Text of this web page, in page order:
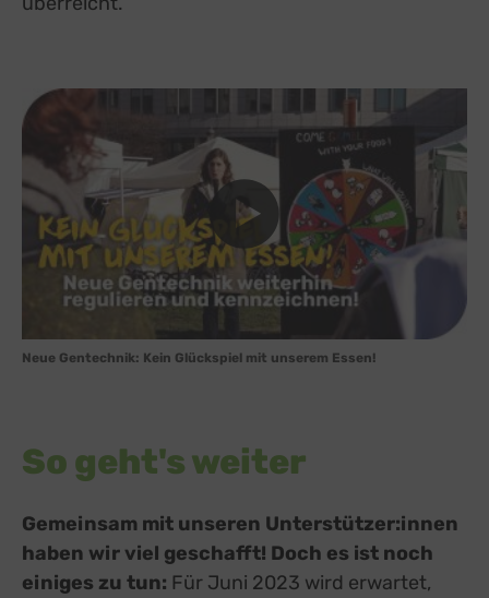
Neue Gentechnik: Kein Glückspiel mit unserem Essen!
So geht's weiter
Gemeinsam mit unseren Unterstützer:innen
haben wir viel geschafft! Doch es ist noch
einiges zu tun: Für Juni 2023 wird erwartet,